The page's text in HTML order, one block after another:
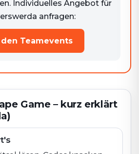
Individuelles Angebot für
anfragen:
Teamevents
Game – kurz erklärt